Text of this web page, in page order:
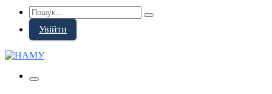
Увійти